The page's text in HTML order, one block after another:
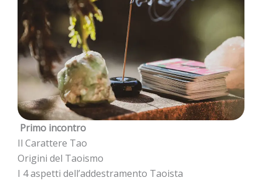
Primo incontro
Il Carattere Tao
Origini del Taoismo
I 4 aspetti dell’addestramento Taoista